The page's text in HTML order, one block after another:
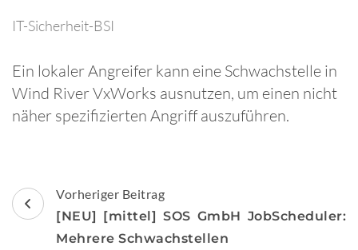
IT-Sicherheit-BSI
Ein lokaler Angreifer kann eine Schwachstelle in
Wind River VxWorks ausnutzen, um einen nicht
näher spezifizierten Angriff auszuführen.
Beitragsnavigation
Vorheriger Beitrag
[NEU] [mittel] SOS GmbH JobScheduler:
Mehrere Schwachstellen